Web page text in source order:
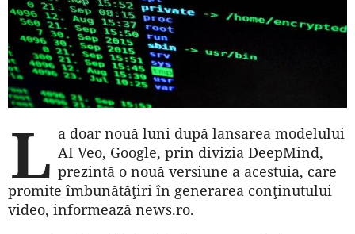
L a doar nouă luni după lansarea modelului
AI Veo, Google, prin divizia DeepMind,
prezintă o nouă versiune a acestuia, care
promite îmbunătăţiri în generarea conţinutului
video, informează news.ro.